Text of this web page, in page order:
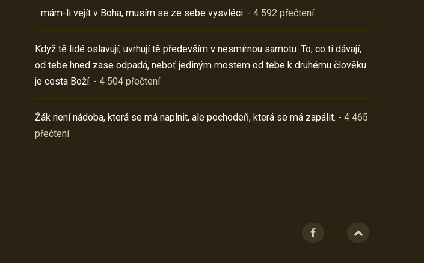
…mám-li vejít v Boha, musím se ze sebe vysvléci. - 4 592 přečtení
Když tě lidé oslavují, uvrhují tě především v nesmírnou samotu. To, co ti dávají,
od tebe hned zase odpadá, neboť jediným mostem od tebe k druhému člověku
je cesta Boží. - 4 504 přečtení
Žák není nádoba, která se má naplnit, ale pochodeň, která se má zapálit. - 4 465
přečtení